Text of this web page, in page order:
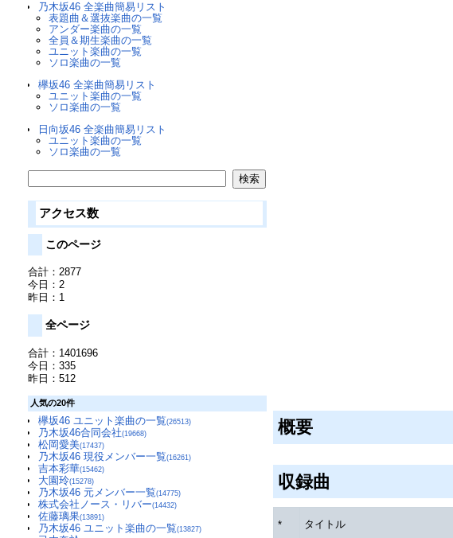
乃木坂46 全楽曲簡易リスト
表題曲＆選抜楽曲の一覧
アンダー楽曲の一覧
全員＆期生楽曲の一覧
ユニット楽曲の一覧
ソロ楽曲の一覧
欅坂46 全楽曲簡易リスト
ユニット楽曲の一覧
ソロ楽曲の一覧
日向坂46 全楽曲簡易リスト
ユニット楽曲の一覧
ソロ楽曲の一覧
アクセス数
このページ
合計：2877
今日：2
昨日：1
全ページ
合計：1401696
今日：335
昨日：512
人気の20件
欅坂46 ユニット楽曲の一覧(26513)
乃木坂46合同会社(19668)
松岡愛美(17437)
乃木坂46 現役メンバー一覧(16261)
吉本彩華(15462)
大園玲(15278)
乃木坂46 元メンバー一覧(14775)
株式会社ノース・リバー(14432)
佐藤璃果(13891)
乃木坂46 ユニット楽曲の一覧(13827)
概要
収録曲
* タイトル